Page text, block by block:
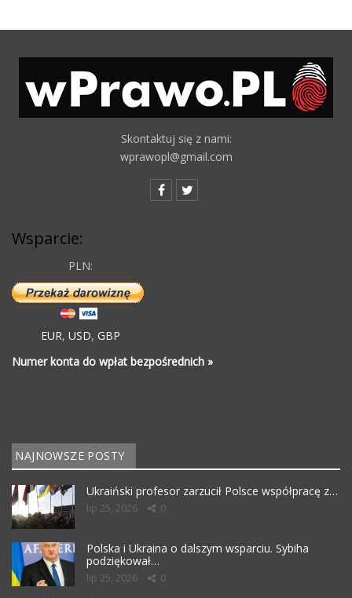
Skontaktuj się z nami:
wprawopl@gmail.com
Wsparcie:
PLN:
EUR, USD, GBP
Numer konta do wpłat bezpośrednich »
NAJNOWSZE POSTY
Ukraiński profesor zarzucił Polsce współpracę z…
lip 25, 2026 0
Polska i Ukraina o dalszym wsparciu. Sybiha
podziękował…
lip 25, 2026 0